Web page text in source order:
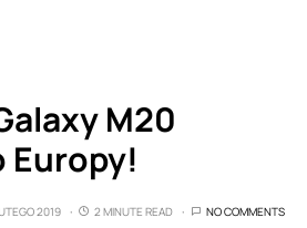
M20
Europy!
2019 2 MINUTE READ NO COMMENTS